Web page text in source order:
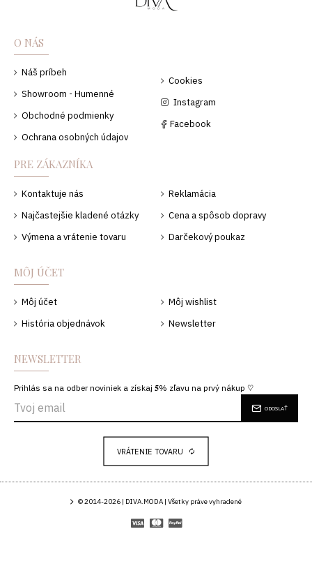
O NÁS
Náš príbeh
Showroom - Humenné
Obchodné podmienky
Ochrana osobných údajov
Cookies
Instagram
Facebook
PRE ZÁKAZNÍKA
Kontaktuje nás
Najčastejšie kladené otázky
Výmena a vrátenie tovaru
Reklamácia
Cena a spôsob dopravy
Darčekový poukaz
MÔJ ÚČET
Môj účet
História objednávok
Môj wishlist
Newsletter
NEWSLETTER
Prihlás sa na odber noviniek a získaj 𝟓% zľavu na prvý nákup ♡
ODOSLAŤ
VRÁTENIE TOVARU
© 2014-2026 | DIVA.MODA | Všetky práve vyhradené